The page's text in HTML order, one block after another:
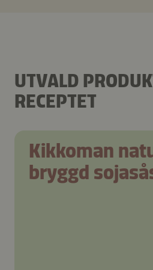
UTVALD
RECEPTET
Kikkoman
bryggd